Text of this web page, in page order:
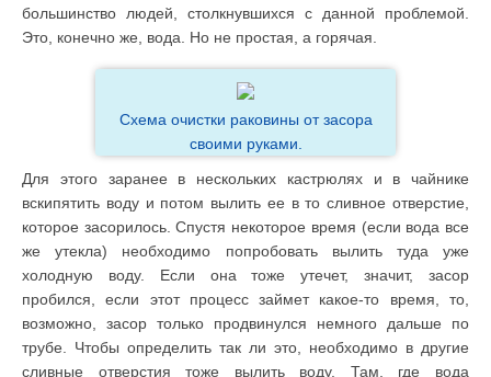
большинство людей, столкнувшихся с данной проблемой.
Это, конечно же, вода. Но не простая, а горячая.
Схема очистки раковины от засора
своими руками.
Для этого заранее в нескольких кастрюлях и в чайнике
вскипятить воду и потом вылить ее в то сливное отверстие,
которое засорилось. Спустя некоторое время (если вода все
же утекла) необходимо попробовать вылить туда уже
холодную воду. Если она тоже утечет, значит, засор
пробился, если этот процесс займет какое-то время, то,
возможно, засор только продвинулся немного дальше по
трубе. Чтобы определить так ли это, необходимо в другие
сливные отверстия тоже вылить воду. Там, где вода